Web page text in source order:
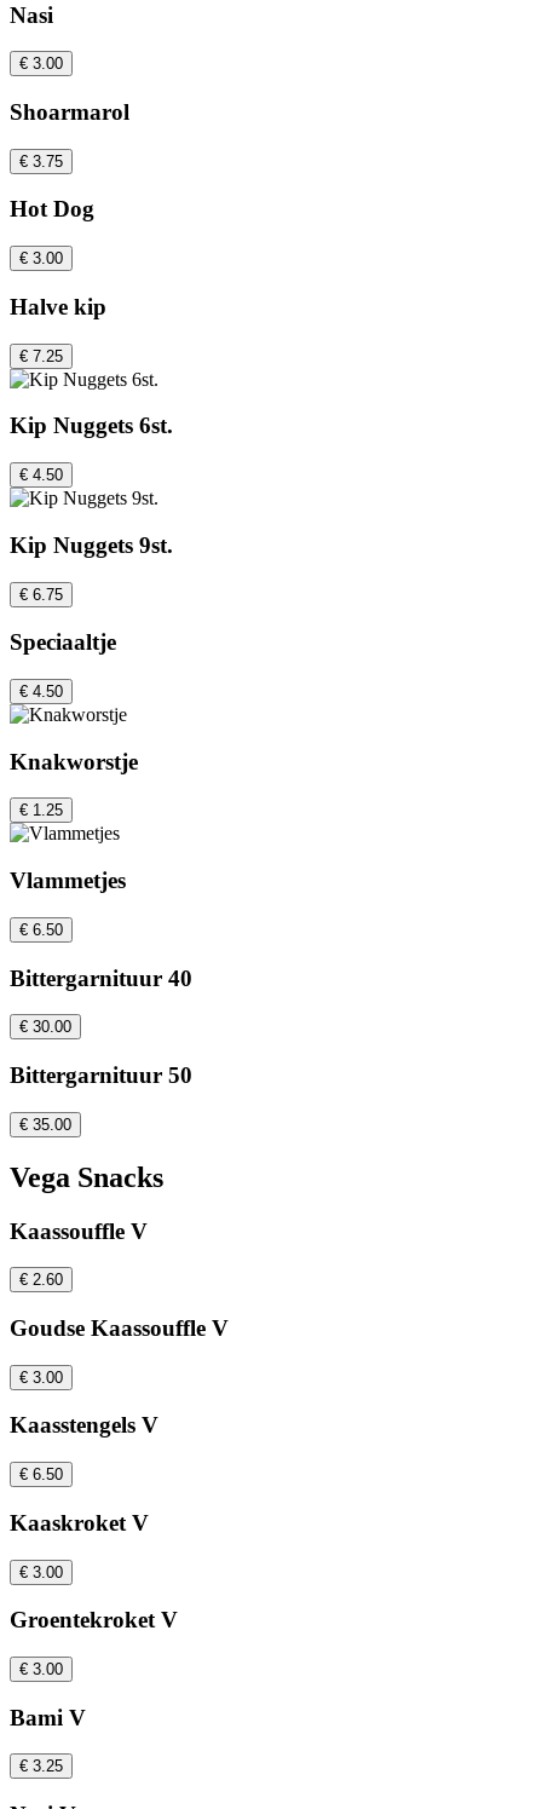
Nasi
€ 3.00
Shoarmarol
€ 3.75
Hot Dog
€ 3.00
Halve kip
€ 7.25
Kip Nuggets 6st.
€ 4.50
Kip Nuggets 9st.
€ 6.75
Speciaaltje
€ 4.50
Knakworstje
€ 1.25
Vlammetjes
€ 6.50
Bittergarnituur 40
€ 30.00
Bittergarnituur 50
€ 35.00
Vega Snacks
Kaassouffle V
€ 2.60
Goudse Kaassouffle V
€ 3.00
Kaasstengels V
€ 6.50
Kaaskroket V
€ 3.00
Groentekroket V
€ 3.00
Bami V
€ 3.25